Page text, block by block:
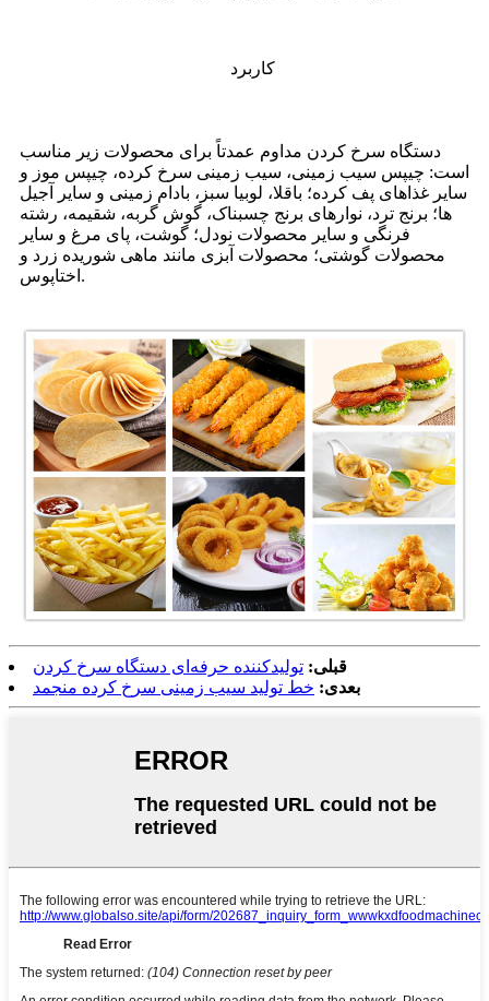
کاربرد
دستگاه سرخ کردن مداوم عمدتاً برای محصولات زیر مناسب
است: چیپس سیب زمینی، سیب زمینی سرخ کرده، چیپس موز و
سایر غذاهای پف کرده؛ باقلا، لوبیا سبز، بادام زمینی و سایر آجیل
ها؛ برنج ترد، نوارهای برنج چسبناک، گوش گربه، شقیمه، رشته
فرنگی و سایر محصولات نودل؛ گوشت، پای مرغ و سایر
محصولات گوشتی؛ محصولات آبزی مانند ماهی شوریده زرد و
اختاپوس.
قبلی: تولیدکننده حرفه‌ای دستگاه سرخ کردن
بعدی: خط تولید سیب زمینی سرخ کرده منجمد